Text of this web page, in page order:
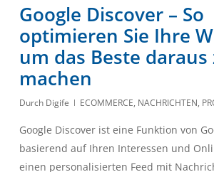
Google Discover – So
optimieren Sie Ihre
um das Beste daraus
machen
Durch Digife ECOMMERCE, NACHRICHTEN,
Google Discover ist eine Funktion von
basierend auf Ihren Interessen und
einen personalisierten Feed mit